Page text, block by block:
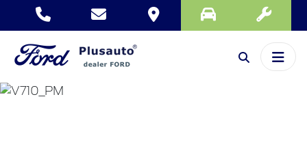
TOURNEO
CUSTOM